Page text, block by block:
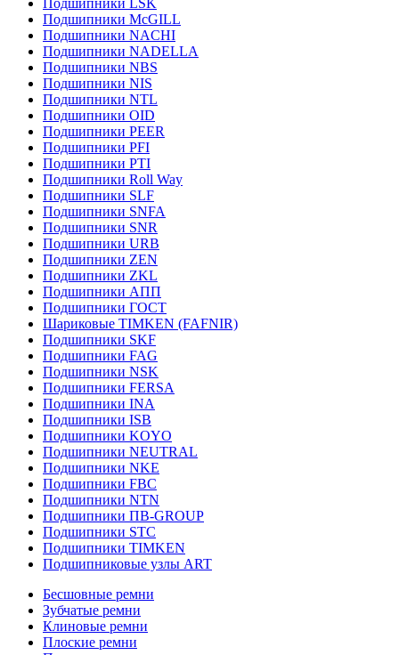
Подшипники LSK
Подшипники McGILL
Подшипники NACHI
Подшипники NADELLA
Подшипники NBS
Подшипники NIS
Подшипники NTL
Подшипники OID
Подшипники PEER
Подшипники PFI
Подшипники PTI
Подшипники Roll Way
Подшипники SLF
Подшипники SNFA
Подшипники SNR
Подшипники URB
Подшипники ZEN
Подшипники ZKL
Подшипники АПП
Подшипники ГОСТ
Шариковые ТІMKEN (FAFNIR)
Подшипники SKF
Подшипники FAG
Подшипники NSK
Подшипники FERSA
Подшипники INA
Подшипники ISB
Подшипники KOYO
Подшипники NEUTRAL
Подшипники NKE
Подшипники FBC
Подшипники NTN
Подшипники ПВ-GROUP
Подшипники STC
Подшипники TIMKEN
Подшипниковые узлы ART
Бесшовные ремни
Зубчатые ремни
Клиновые ремни
Плоские ремни